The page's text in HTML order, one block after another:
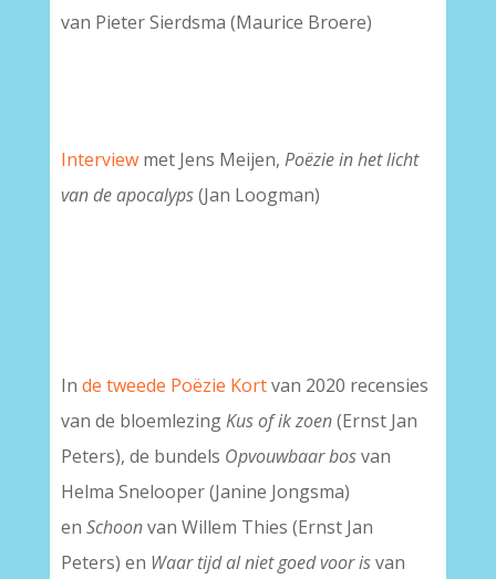
van Pieter Sierdsma (Maurice Broere)
Interviewmet Jens Meijen, Poëzie in het licht
van de apocalyps(Jan Loogman)
In de tweede Poëzie Kortvan 2020 recensies
van de bloemlezingKus of ik zoen(Ernst Jan
Peters), de bundels Opvouwbaar bosvan
Helma Snelooper (Janine Jongsma)
en Schoonvan Willem Thies (Ernst Jan
Peters) en Waar tijd al niet goed voor isvan